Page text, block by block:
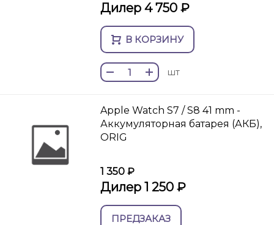
Дилер 4 750 ₽
В КОРЗИНУ
шт
Apple Watch S7 / S8 41 mm -
Аккумуляторная батарея (АКБ),
ORIG
1 350 ₽
Дилер 1 250 ₽
ПРЕДЗАКАЗ